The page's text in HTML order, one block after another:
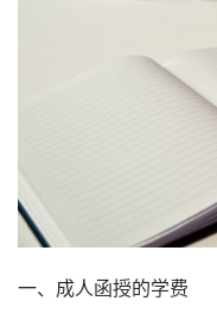
一、成人函授的学费